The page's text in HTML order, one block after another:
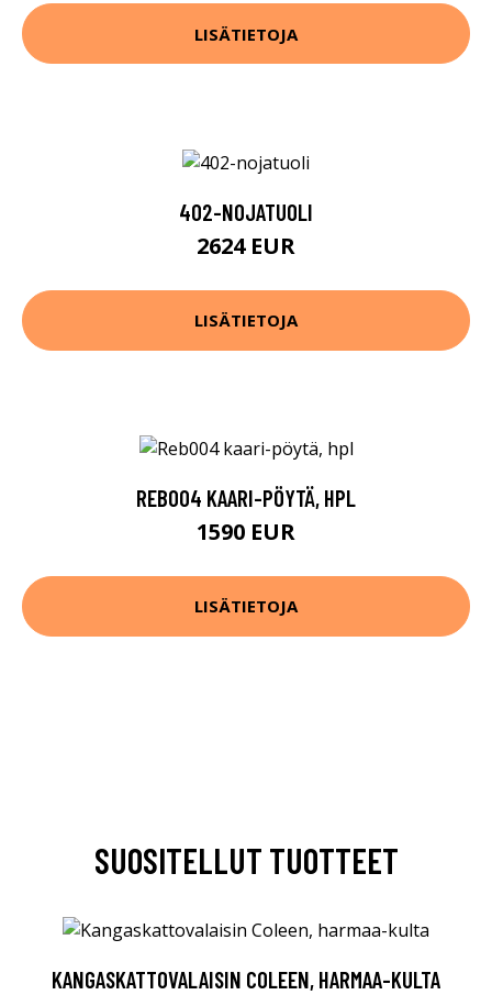
LISÄTIETOJA
402-NOJATUOLI
2624 EUR
LISÄTIETOJA
REB004 KAARI-PÖYTÄ, HPL
1590 EUR
LISÄTIETOJA
SUOSITELLUT TUOTTEET
KANGASKATTOVALAISIN COLEEN, HARMAA-KULTA